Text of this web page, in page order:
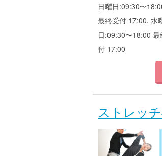
日曜日:09:30〜
最終受付 17:00, 水
日:09:30〜18:00
付 17:00
ストレッ